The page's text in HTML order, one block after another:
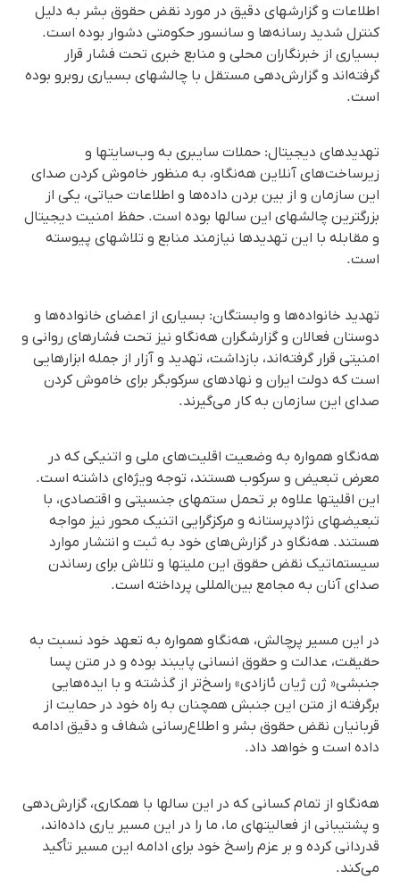
اطلاعات و گزارشهای دقیق در مورد نقض حقوق بشر به دلیل
کنترل شدید رسانه‌ها و سانسور حکومتی دشوار بوده است.
بسیاری از خبرنگاران محلی و منابع خبری تحت فشار قرار
گرفته‌اند و گزارش‌دهی مستقل با چالشهای بسیاری روبرو بوده
است.
تهدیدهای دیجیتال: حملات سایبری به وب‌سایتها و
زیرساخت‌های آنلاین هەنگاو، به منظور خاموش کردن صدای
این سازمان و از بین بردن داده‌ها و اطلاعات حیاتی، یکی از
بزرگترین چالشهای این سالها بوده است. حفظ امنیت دیجیتال
و مقابله با این تهدیدها نیازمند منابع و تلاشهای پیوسته
است.
تهدید خانواده‌ها و وابستگان: بسیاری از اعضای خانواده‌ها و
دوستان فعالان و گزارشگران هەنگاو نیز تحت فشارهای روانی و
امنیتی قرار گرفته‌اند، بازداشت، تهدید و آزار از جمله ابزارهایی
است که دولت‌ ایران و نهادهای سرکوبگر برای خاموش کردن
صدای این سازمان به کار می‌گیرند.
هەنگاو همواره به وضعیت اقلیت‌های ملی و اتنیکی که در
معرض تبعیض و سرکوب هستند، توجه ویژه‌ای داشته است.
این اقلیتها علاوه بر تحمل ستمهای جنسیتی و اقتصادی، با
تبعیضهای نژادپرستانه و مرکزگرایی اتنیک محور نیز مواجه
هستند. هەنگاو در گزارش‌های خود به ثبت و انتشار موارد
سیستماتیک نقض حقوق این ملیتها و تلاش برای رساندن
صدای آنان به مجامع بین‌المللی پرداخته است.
در این مسیر پرچالش، هەنگاو همواره به تعهد خود نسبت به
حقیقت، عدالت و حقوق انسانی پایبند بوده و در متن پسا
جنبشی« ژن ژیان ئازادی» راسخ‌تر از گذشته و با ایده‌هایی
برگرفته از متن این جنبش همچنان به راه خود در حمایت از
قربانیان نقض حقوق بشر و اطلاع‌رسانی شفاف و دقیق ادامه
داده است و خواهد داد.
هه‌نگاو از تمام کسانی که در این سالها با همکاری، گزارش‌دهی
و پشتیبانی از فعالیتهای ما، ما را در این مسیر یاری داده‌اند،
قدردانی کرده و بر عزم راسخ خود برای ادامه این مسیر تأکید
می‌کند.